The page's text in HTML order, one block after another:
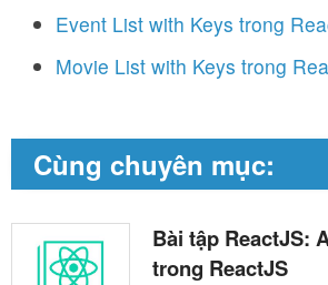
Event List with Keys trong
Movie List with Keys trong
Cùng chuyên mục:
Bài tập ReactJS:
trong ReactJS